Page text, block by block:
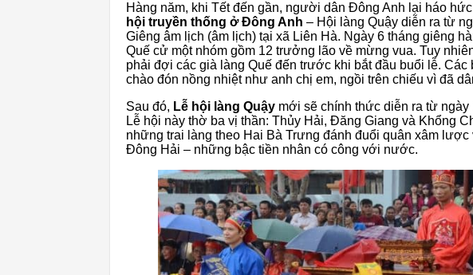
Hàng năm, khi Tết đến gần, người dân Đông Anh lại háo
hội truyền thống ở Đông Anh – Hội làng Quậy diễn ra từ
Giêng âm lịch (âm lịch) tại xã Liên Hà. Ngày 6 tháng giêng
Quế cử một nhóm gồm 12 trưởng lão về mừng vua. Tuy
phải đợi các già làng Quế đến trước khi bắt đầu buổi lễ.
chào đón nồng nhiệt như anh chị em, ngồi trên chiếu vì đã
Sau đó, Lễ hội làng Quậy mới sẽ chính thức diễn ra từ ngày
Lễ hội này thờ ba vị thần: Thủy Hải, Đăng Giang và Khổng
những trai làng theo Hai Bà Trưng đánh đuổi quân xâm lược
Đông Hải – những bậc tiền nhân có công với nước.